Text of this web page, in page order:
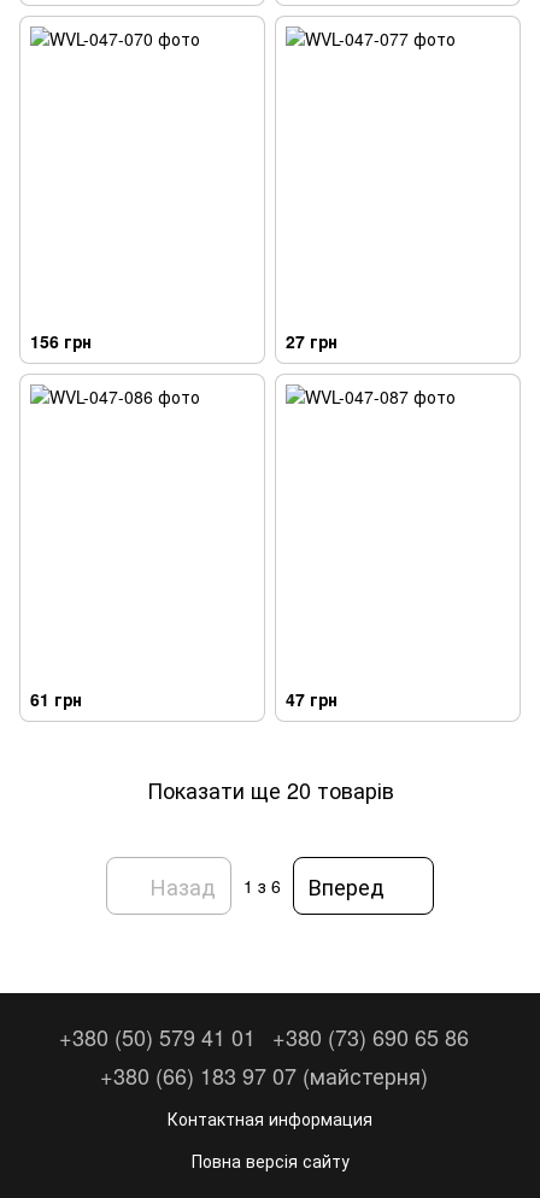
156 грн 27 грн
61 грн 47 грн
Показати ще 20 товарів
Назад 1 з 6 Вперед
+380 (50) 579 41 01
+380 (73) 690 65 86
+380 (66) 183 97 07 (майстерня)
Контактная информация
Повна версія сайту